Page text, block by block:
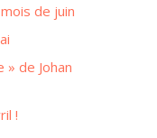
de juin
» de Johan
!